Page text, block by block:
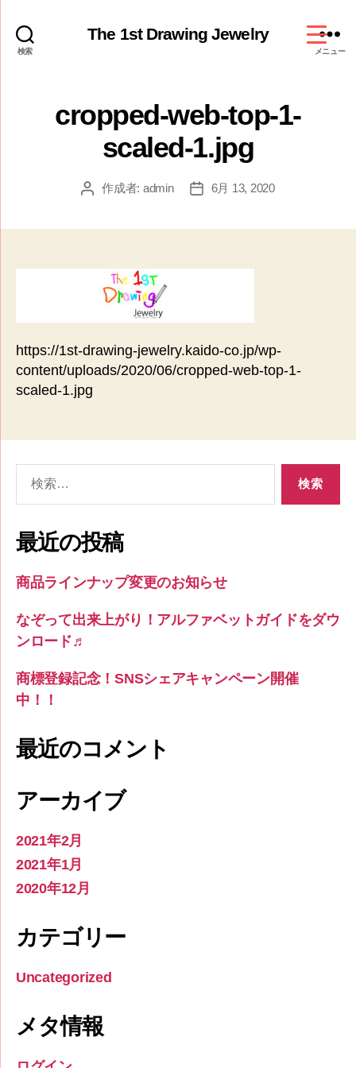
検索
The 1st Drawing Jewelry
メニュー
cropped-web-top-1-
scaled-1.jpg
投 作成者: admin
投 6月 13, 2020
https://1st-drawing-jewelry.kaido-co.jp/wp-
content/uploads/2020/06/cropped-web-top-1-
scaled-1.jpg
象:
最近の投稿
商品ラインナップ変更のお知らせ
なぞって出来上がり！アルファベットガイドをダウ
ンロード♬
商標登録記念！SNSシェアキャンペーン開催
中！！
最近のコメント
アーカイブ
2021年2月
2021年1月
2020年12月
カテゴリー
Uncategorized
メタ情報